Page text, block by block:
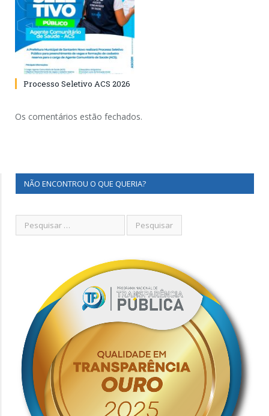
Processo Seletivo ACS 2026
Os comentários estão fechados.
NÃO ENCONTROU O QUE QUERIA?